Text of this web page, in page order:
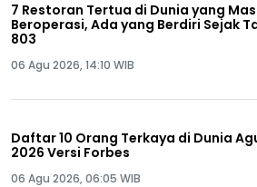
7 Restoran Tertua di Dunia yang
Beroperasi, Ada yang Berdiri Sejak
803
06 Agu 2026, 14:10 WIB
Daftar 10 Orang Terkaya di Dunia
2026 Versi Forbes
06 Agu 2026, 06:05 WIB